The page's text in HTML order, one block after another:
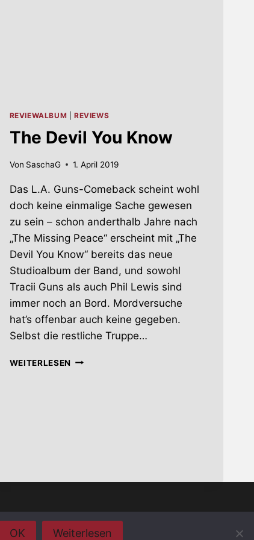
REVIEWALBUM REVIEWS
The Devil You Know
Von SaschaG 1. April 2019
Das L.A. Guns-Comeback scheint wohl
doch keine einmalige Sache gewesen
zu sein – schon anderthalb Jahre nach
„The Missing Peace“ erscheint mit „The
Devil You Know“ bereits das neue
Studioalbum der Band, und sowohl
Tracii Guns als auch Phil Lewis sind
immer noch an Bord. Mordversuche
hat’s offenbar auch keine gegeben.
Selbst die restliche Truppe…
WEITERLESEN THE
OK Weiterlesen